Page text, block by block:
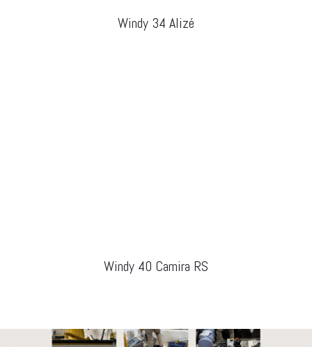
Windy 34 Alizé
Windy 40 Camira RS